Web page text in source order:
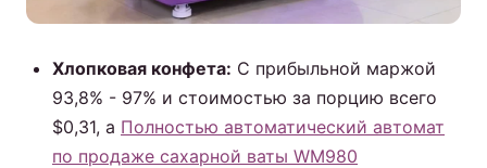
Хлопковая конфета: С прибыльной маржой
93,8% - 97% и стоимостью за порцию всего
$0,31, а Полностью автоматический автомат
по продаже сахарной ваты WM980